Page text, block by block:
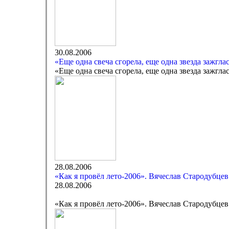
30.08.2006
«Еще одна свеча сгорела, еще одна звезда
«Еще одна свеча сгорела, еще одна звезда
28.08.2006
«Как я провёл лето-2006». Вячеслав Стародубцев
28.08.2006
«Как я провёл лето-2006». Вячеслав Стародубцев